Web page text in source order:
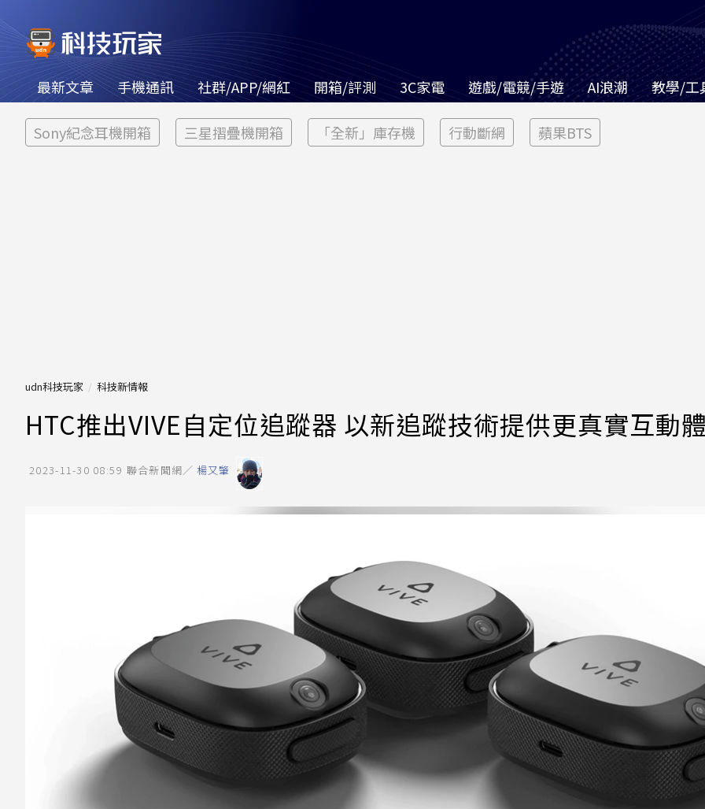
最新文章 手機通訊 社群/APP/網紅 開箱/評測 3C家電 遊戲/電競/手遊 AI浪潮 教學/工
Sony紀念耳機開箱 三星摺疊機開箱 「全新」庫存機 行動斷網 蘋果BTS
udn科技玩家 科技新情報
HTC推出VIVE自定位追蹤器 以新追蹤技術提供更真實互動
2023-11-30 08:59 聯合新聞網／ 楊又肇